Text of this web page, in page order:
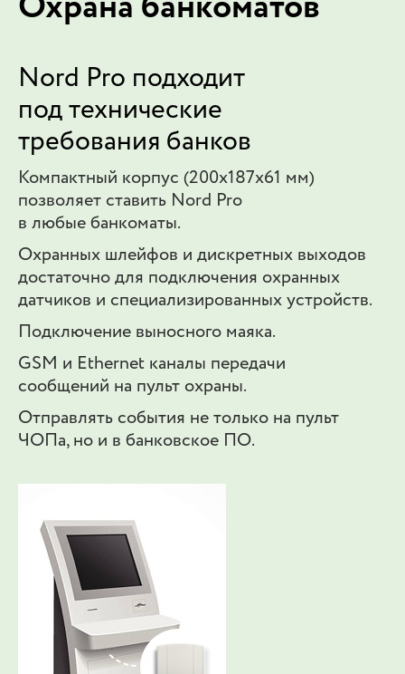
Nord Pro подходит
под технические
требования банков
Компактный корпус (200х187х61 мм)
позволяет ставить Nord Pro
в любые банкоматы.
Охранных шлейфов и дискретных выходов
достаточно для подключения охранных
датчиков и специализированных устройств.
Подключение выносного маяка.
GSM и Ethernet каналы передачи
сообщений на пульт охраны.
Отправлять события не только на пульт
ЧОПа, но и в банковское ПО.